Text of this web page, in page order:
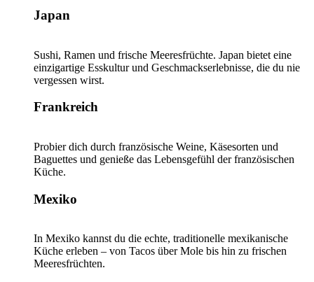
Japan
Sushi, Ramen und frische Meeresfrüchte. Japan bietet eine
einzigartige Esskultur und Geschmackserlebnisse, die du nie
vergessen wirst.
Frankreich
Probier dich durch französische Weine, Käsesorten und
Baguettes und genieße das Lebensgefühl der französischen
Küche.
Mexiko
In Mexiko kannst du die echte, traditionelle mexikanische
Küche erleben – von Tacos über Mole bis hin zu frischen
Meeresfrüchten.